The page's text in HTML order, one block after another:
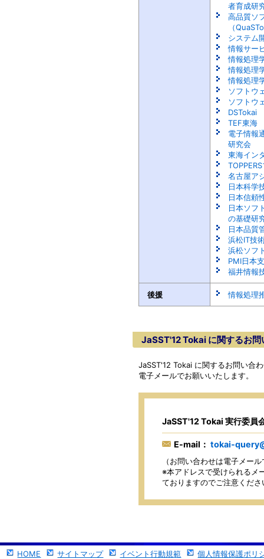
者育成研
高品質ソ
（
システム
情報サー
情報処理
情報処理
情報処理
ソフトウ
ソフトウ
DSTokai
TEF東海
電子情報
研究会
東海イン
名古屋ア
日本科学
日本信頼
日本ソフ
の基礎研
日本品質
浜松IT技
浜松ソフ
PMI日本
福井情報
後援 情報処理
JaSST'12 Tokai に関するお問
JaSST'12 Tokai に関するお問い合
電子メールでお願いいたします。
JaSST'12 Tokai 実行委員
E-mail： tokai-
（お問い合わせは電子メー
※本アドレスで受けられるメ
ておりますのでご注意くださ
HOME サイトマップ イベント行動規範
個人情報保護ポリ